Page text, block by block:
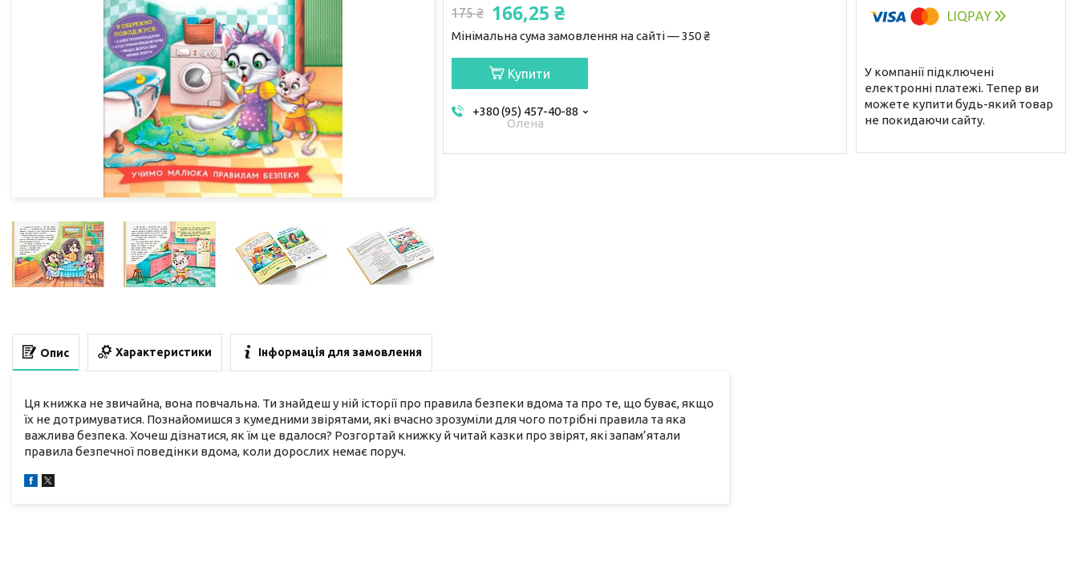
175 ₴ 166,25 ₴
Мінімальна сума замовлення на сайті — 350 ₴
Купити
+380 (95) 457-40-88
Олена
У компанії підключені
електронні платежі. Тепер ви
можете купити будь-який товар
не покидаючи сайту.
Опис Характеристики Інформація для замовлення
Ця книжка не звичайна, вона повчальна. Ти знайдеш у ній історії про правила безпеки вдома та про те, що буває, якщо
їх не дотримуватися. Познайомишся з кумедними звірятами, які вчасно зрозуміли для чого потрібні правила та яка
важлива безпека. Хочеш дізнатися, як їм це вдалося? Розгортай книжку й читай казки про звірят, які запам’ятали
правила безпечної поведінки вдома, коли дорослих немає поруч.